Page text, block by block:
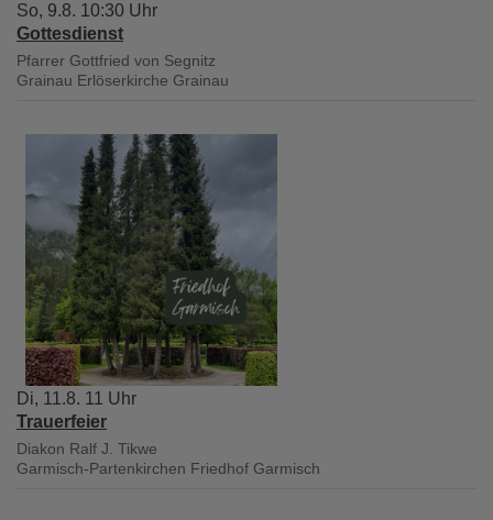
So, 9.8. 10:30 Uhr
Gottesdienst
Pfarrer Gottfried von Segnitz
Grainau Erlöserkirche Grainau
Di, 11.8. 11 Uhr
Trauerfeier
Diakon Ralf J. Tikwe
Garmisch-Partenkirchen Friedhof Garmisch